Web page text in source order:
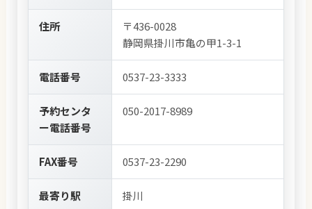
住所
〒436-0028
静岡県掛川市亀の甲1-3-1
電話番号 0537-23-3333
予約センタ
ー電話番号
050-2017-8989
FAX番号 0537-23-2290
最寄り駅 掛川